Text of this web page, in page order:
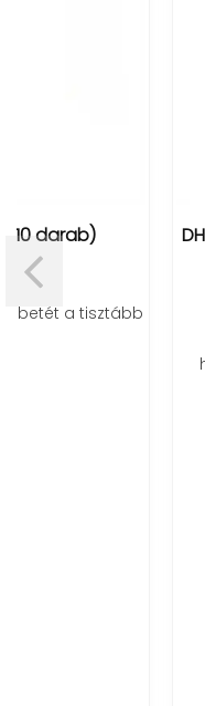
DH-5508 digitális
Fedezd fel a
hőmérséklet és